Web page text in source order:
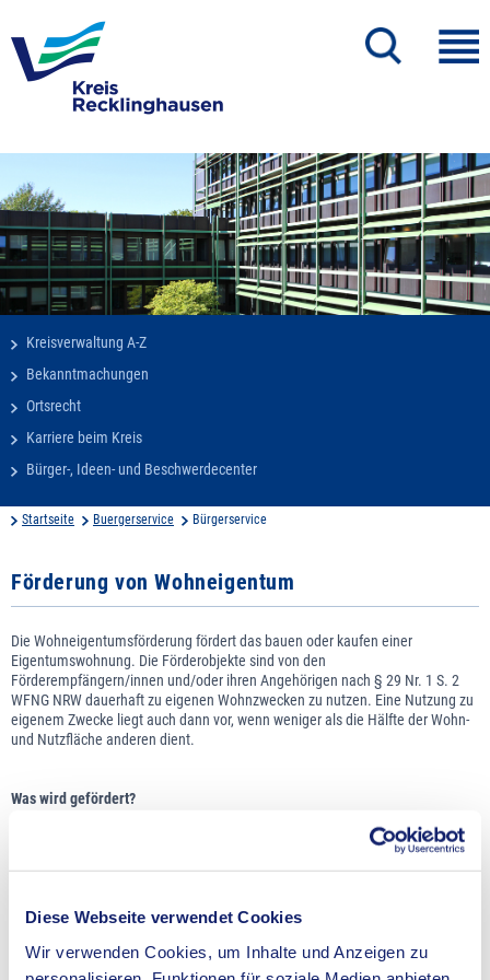
Diese Webseite verwendet Cookies
Wir verwenden Cookies, um Inhalte und Anzeigen zu
Kreisverwaltung A-Z
Bekanntmachungen
Ortsrecht
Karriere beim Kreis
Bürger-, Ideen- und Beschwerdecenter
Startseite Buergerservice Bürgerservice
Förderung von Wohneigentum
Die Wohneigentumsförderung fördert das bauen oder kaufen einer
Eigentumswohnung. Die Förderobjekte sind von den
Förderempfängern/innen und/oder ihren Angehörigen nach § 29 Nr. 1 S. 2
WFNG NRW dauerhaft zu eigenen Wohnzwecken zu nutzen. Eine Nutzung zu
eigenem Zwecke liegt auch dann vor, wenn weniger als die Hälfte der Wohn-
und Nutzfläche anderen dient.
Was wird gefördert?
Die Neuschaffung oder der Bestandserwerb zur Selbstnutzung von
Die Entfaltung eines gesunden Zusammenlebens aller
in denen die Wohnräume oder Schlafräume nicht kleiner als 10 qm² sind